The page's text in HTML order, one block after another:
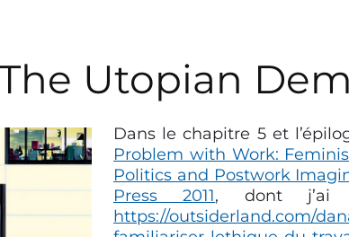
Utopian
Dans le chapitre 5 et
Problem with Work:
Politics and Postwork
Press 2011, dont j’ai
https://outsiderland.com/